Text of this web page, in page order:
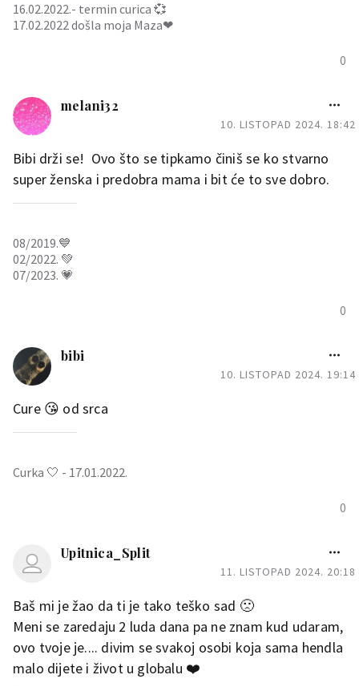
0
16.02.2022.- termin curica 💞
17.02.2022 došla moja Maza❤
melani32
10. LISTOPAD 2024. 18:42
Bibi drži se! Ovo što se tipkamo činiš se ko stvarno
super ženska i predobra mama i bit će to sve dobro.
0
08/2019.💙
02/2022. 💚
07/2023. 💗
bibi
10. LISTOPAD 2024. 19:14
Cure 😘 od srca
0
Curka 🤍 - 17.01.2022.
Upitnica_Split
11. LISTOPAD 2024. 20:18
Baš mi je žao da ti je tako teško sad 🙁
Meni se zaredaju 2 luda dana pa ne znam kud udaram,
ovo tvoje je.... divim se svakoj osobi koja sama hendla
malo dijete i život u globalu ❤️